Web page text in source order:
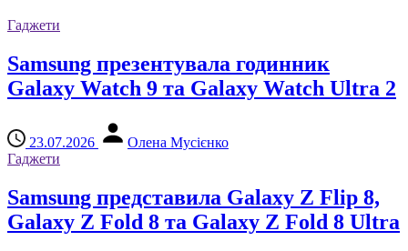
Гаджети
Samsung презентувала годинник
Galaxy Watch 9 та Galaxy Watch Ultra 2
23.07.2026
Олена Мусієнко
Гаджети
Samsung представила Galaxy Z Flip 8,
Galaxy Z Fold 8 та Galaxy Z Fold 8 Ultra